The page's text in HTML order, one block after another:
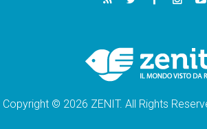
Copyright © 2026 ZENIT. All Rights